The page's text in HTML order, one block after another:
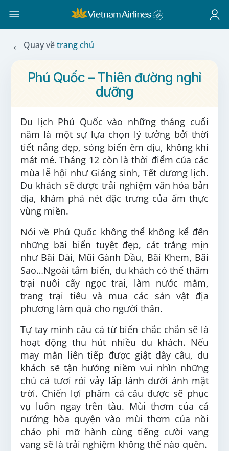
← Quay vềtrang chủ
Phú Quốc – Thiên đường nghỉ
dưỡng
Du lịch Phú Quốc vào những tháng cuối
năm là một sự lựa chọn lý tưởng bởi thời
tiết nắng đẹp, sóng biển êm dịu, không khí
mát mẻ. Tháng 12 còn là thời điểm của các
mùa lễ hội như Giáng sinh, Tết dương lịch.
Du khách sẽ được trải nghiệm văn hóa bản
địa, khám phá nét đặc trưng của ẩm thực
vùng miền.
Nói về Phú Quốc không thể không kể đến
những bãi biển tuyệt đẹp, cát trắng mịn
như Bãi Dài, Mũi Gành Dầu, Bãi Khem, Bãi
Sao…Ngoài tắm biển, du khách có thể thăm
trại nuôi cấy ngọc trai, làm nước mắm,
trang trại tiêu và mua các sản vật địa
phương làm quà cho người thân.
Tự tay mình câu cá từ biển chắc chắn sẽ là
hoạt động thu hút nhiều du khách. Nếu
may mắn liên tiếp được giật dây câu, du
khách sẽ tận hưởng niềm vui nhìn những
chú cá tươi rói vảy lấp lánh dưới ánh mặt
trời. Chiến lợi phẩm cá câu được sẽ phục
vụ luôn ngay trên tàu. Mùi thơm của cá
nướng hòa quyện vào mùi thơm của nồi
cháo phi mỡ hành cùng tiếng cười vang
vang sẽ là trải nghiệm không thể nào quên.